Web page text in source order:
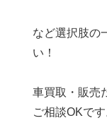
など選択肢の
い！
車買取・販売
ご相談OKです